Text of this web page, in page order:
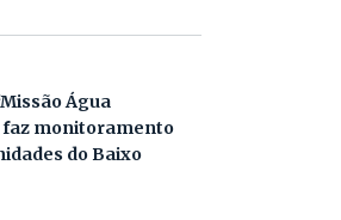
Água
faz monitoramento
do Baixo